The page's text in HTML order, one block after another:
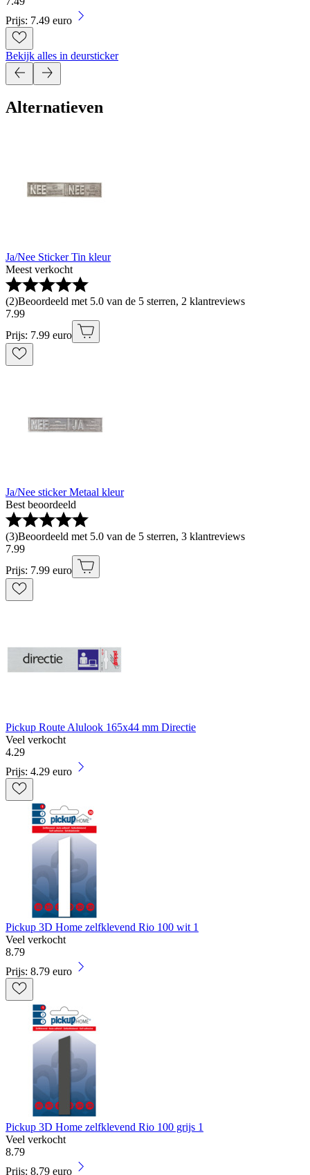
Prijs: 7.49 euro
Bekijk alles in deursticker
Alternatieven
Ja/Nee Sticker Tin kleur
Meest verkocht
(2)Beoordeeld met 5.0 van de 5 sterren, 2 klantreviews
7.99
Prijs: 7.99 euro
Ja/Nee sticker Metaal kleur
Best beoordeeld
(3)Beoordeeld met 5.0 van de 5 sterren, 3 klantreviews
7.99
Prijs: 7.99 euro
Pickup Route Alulook 165x44 mm Directie
Veel verkocht
4.29
Prijs: 4.29 euro
Pickup 3D Home zelfklevend Rio 100 wit 1
Veel verkocht
8.79
Prijs: 8.79 euro
Pickup 3D Home zelfklevend Rio 100 grijs 1
Veel verkocht
8.79
Prijs: 8.79 euro